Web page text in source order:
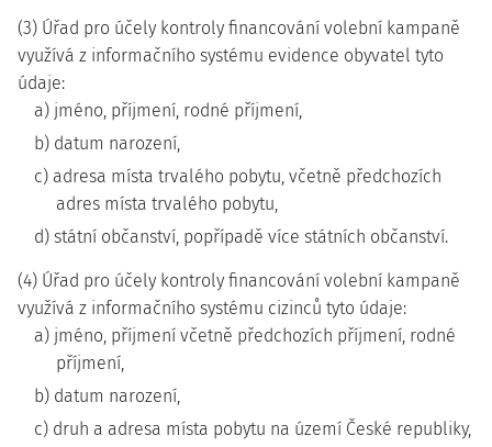
(3) Úřad pro účely kontroly financování volební kampaně
využívá z informačního systému evidence obyvatel tyto
údaje:
a) jméno, příjmení, rodné příjmení,
b) datum narození,
c) adresa místa trvalého pobytu, včetně předchozích
adres místa trvalého pobytu,
d) státní občanství, popřípadě více státních občanství.
(4) Úřad pro účely kontroly financování volební kampaně
využívá z informačního systému cizinců tyto údaje:
a) jméno, příjmení včetně předchozích příjmení, rodné
příjmení,
b) datum narození,
c) druh a adresa místa pobytu na území České republiky,